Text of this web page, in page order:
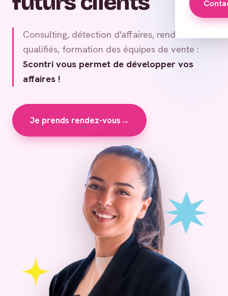
Consulting, détection d'affaires, rendez-vous
qualifiés, formation des équipes de vente :
Scontri vous permet de développer vos
affaires !
Je prends rendez-vous→